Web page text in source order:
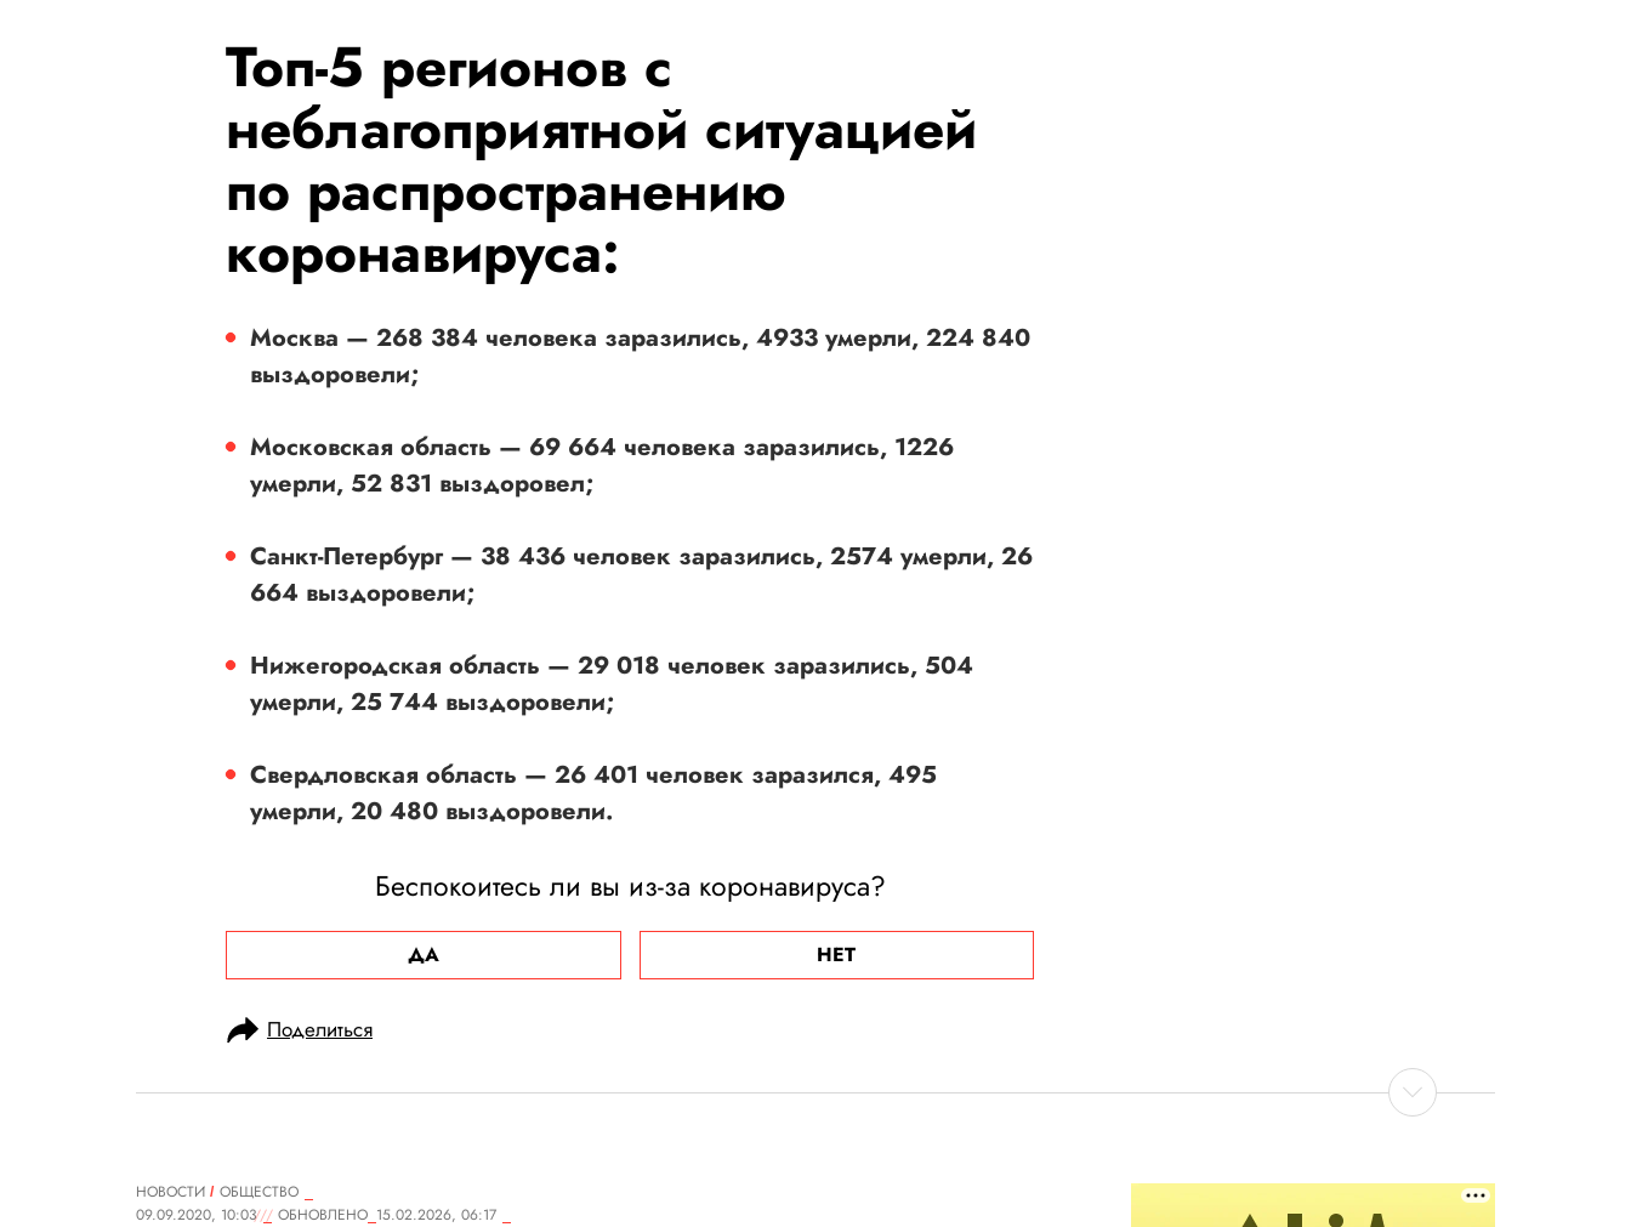
Топ-5 регионов с
неблагоприятной ситуацией
по распространению
коронавируса:
Москва — 268 384 человека заразились, 4933 умерли, 224 840
выздоровели;
Московская область — 69 664 человека заразились, 1226
умерли, 52 831 выздоровел;
Санкт-Петербург — 38 436 человек заразились, 2574 умерли, 26
664 выздоровели;
Нижегородская область — 29 018 человек заразились, 504
умерли, 25 744 выздоровели;
Свердловская область — 26 401 человек заразился, 495
умерли, 20 480 выздоровели.
Беспокоитесь ли вы из-за коронавируса?
ДА НЕТ
Поделиться
НОВОСТИ
ОБЩЕСТВО
09.09.2020, 10:03
ОБНОВЛЕНО 15.02.2026, 06:17